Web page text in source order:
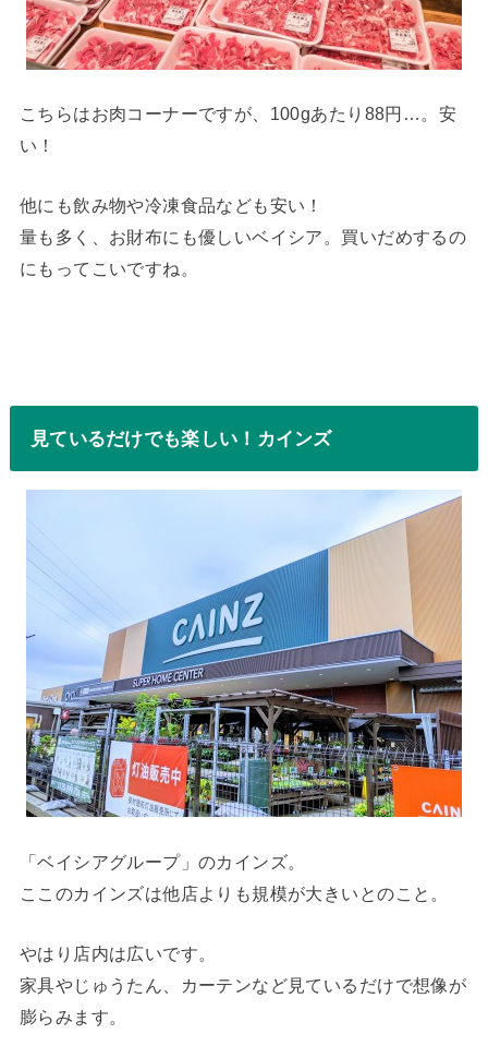
こちらはお肉コーナーですが、100gあたり88円…。安
い！
他にも飲み物や冷凍食品なども安い！
量も多く、お財布にも優しいベイシア。買いだめするの
にもってこいですね。
見ているだけでも楽しい！カインズ
「ベイシアグループ」のカインズ。
ここのカインズは他店よりも規模が大きいとのこと。
やはり店内は広いです。
家具やじゅうたん、カーテンなど見ているだけで想像が
膨らみます。